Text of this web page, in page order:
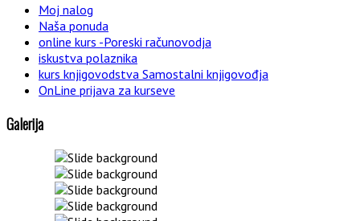
Moj nalog
Naša ponuda
online kurs -Poreski računovodja
iskustva polaznika
kurs knjigovodstva Samostalni knjigovođja
OnLine prijava za kurseve
Galerija